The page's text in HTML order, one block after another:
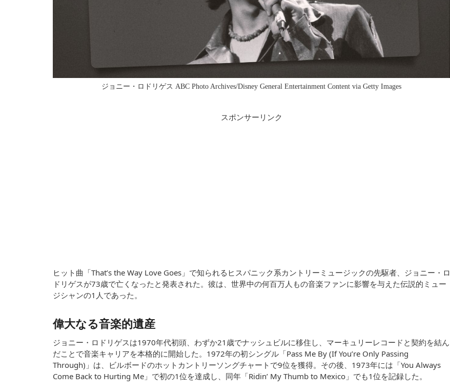
ジョニー・ロドリゲス ABC Photo Archives/Disney General Entertainment Content via Getty Images
スポンサーリンク
ヒット曲「That’s the Way Love Goes」で知られるヒスパニック系カントリーミュージックの先駆者、ジョニー・ロ
ドリゲスが73歳で亡くなったと発表された。彼は、世界中の何百万人もの音楽ファンに影響を与えた伝説的ミュー
ジシャンの1人であった。
偉大なる音楽的遺産
ジョニー・ロドリゲスは1970年代初頭、わずか21歳でナッシュビルに移住し、マーキュリーレコードと契約を結ん
だことで音楽キャリアを本格的に開始した。1972年の初シングル「Pass Me By (If You’re Only Passing
Through)」は、ビルボードのホットカントリーソングチャートで9位を獲得。その後、1973年には「You Always
Come Back to Hurting Me」で初の1位を達成し、同年「Ridin’ My Thumb to Mexico」でも1位を記録した。